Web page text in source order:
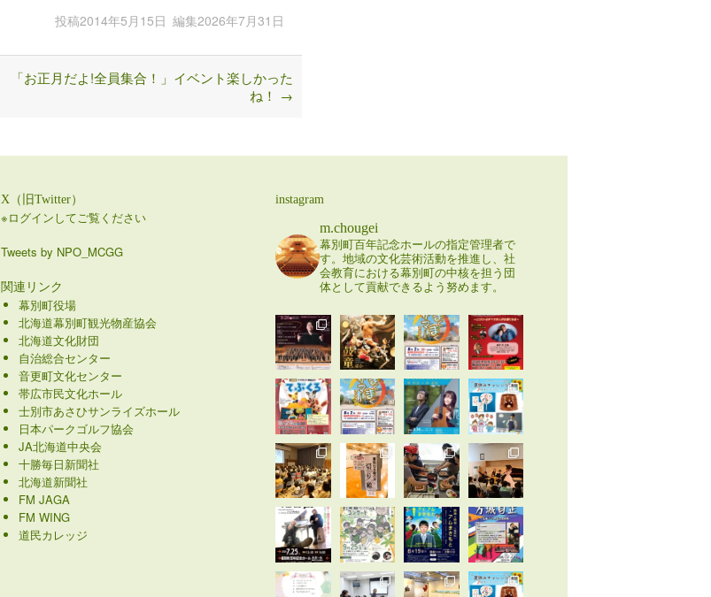
投稿2014年5月15日 編集2026年7月31日
「お正月だよ!全員集合！」イベント楽しかった
ね！ →
X（旧Twitter）
※ログインしてご覧ください
Tweets by NPO_MCGG
関連リンク
幕別町役場
北海道幕別町観光物産協会
北海道文化財団
自治総合センター
音更町文化センター
帯広市民文化ホール
士別市あさひサンライズホール
日本パークゴルフ協会
JA北海道中央会
十勝毎日新聞社
北海道新聞社
FM JAGA
FM WING
道民カレッジ
instagram
m.chougei
幕別町百年記念ホールの指定管理者で
す。地域の文化芸術活動を推進し、社
会教育における幕別町の中核を担う団
体として貢献できるよう努めます。